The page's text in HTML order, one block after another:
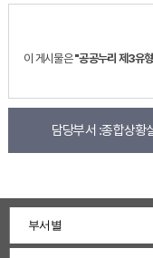
이 게시물은"공공누리 제3유
담당부서 :종합상황
부서별